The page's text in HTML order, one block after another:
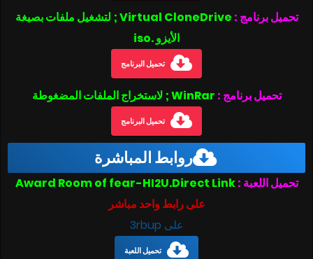
تحميل برنامج :
Virtual CloneDrive ; لتشغيل ملفات بصيغة
الأيزو .iso
تحميل البرنامج
تحميل برنامج : WinRar ; لاستخراج الملفات المضغوطة
تحميل البرنامج
روابط المباشرة
تحميل اللعبة :Award Room of fear-HI2U.Direct Link
على رابط واحد مباشر
على 3rbup
تحميل اللعبة